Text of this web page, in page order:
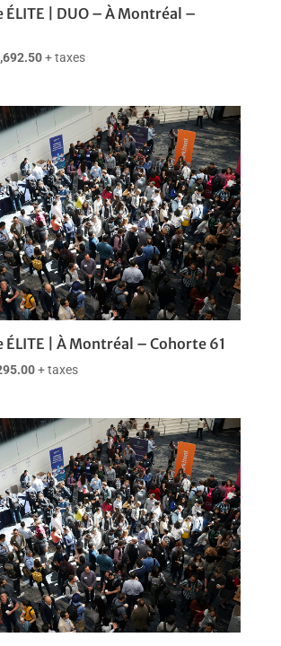
| DUO – À Montréal –
:
Le
est :
$8,692.50.
+ taxes
| À Montréal – Cohorte 61
:
Le
est :
$5,295.00.
+ taxes